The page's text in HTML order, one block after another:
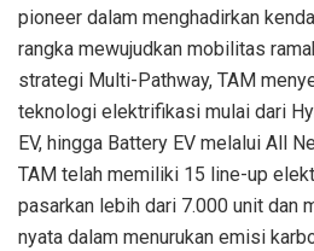
pioneer dalam menghadirkan
rangka mewujudkan mobilitas
strategi Multi-Pathway, TAM
teknologi elektrifikasi mulai dari
EV, hingga Battery EV melalui All
TAM telah memiliki 15 line-up
pasarkan lebih dari 7.000 unit dan
nyata dalam menurukan emisi